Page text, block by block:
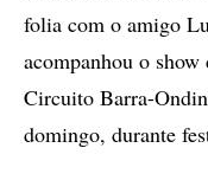
folia com o amigo
acompanhou o
Circuito Barra-
domingo, durante